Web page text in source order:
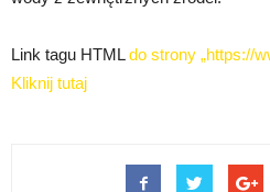
Link tagu HTMLdo strony „https://
Kliknij tutaj